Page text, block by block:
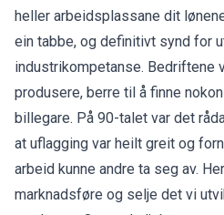
heller arbeidsplassane dit
ein tabbe, og definitivt synd for
industrikompetanse. Bedriftene
produsere, berre til å finne
billegare. På 90-talet var det
at uflagging var heilt greit og
arbeid kunne andre ta seg av.
marknadsføre og selje det vi